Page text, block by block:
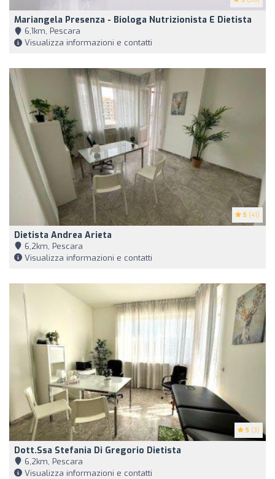
Mariangela Presenza - Biologa Nutrizionista E Dietista
6,1km, Pescara
Visualizza informazioni e contatti
5 (41)
Dietista Andrea Arieta
6,2km, Pescara
Visualizza informazioni e contatti
5 (3)
Dott.ssa Stefania Di Gregorio Dietista
6,2km, Pescara
Visualizza informazioni e contatti